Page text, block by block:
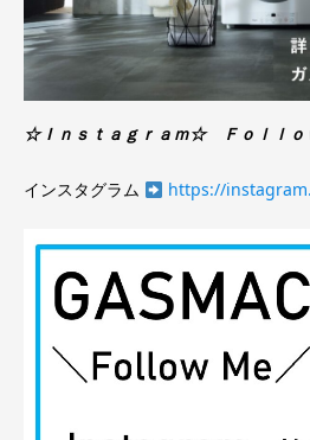
☆Ｉｎｓｔａｇｒａｍ☆ Ｆｏｌｌ
インスタグラム https://